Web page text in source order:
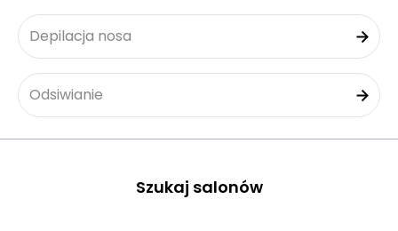
Depilacja nosa
Odsiwianie
Szukaj salonów